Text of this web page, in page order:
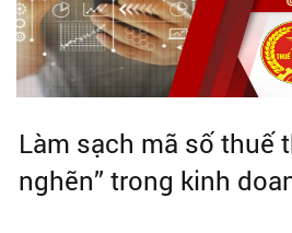
Làm sạch mã số thuế
nghẽn” trong kinh